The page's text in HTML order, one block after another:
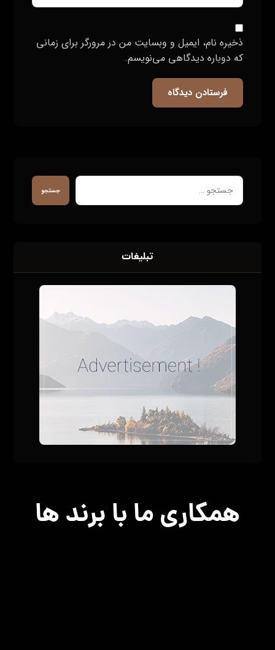
ذخیره نام، ایمیل و وبسایت من در مرورگر برای زمانی
که دوباره دیدگاهی می‌نویسم.
فرستادن دیدگاه
جستجو
تبلیغات
همکاری ما با برند ها